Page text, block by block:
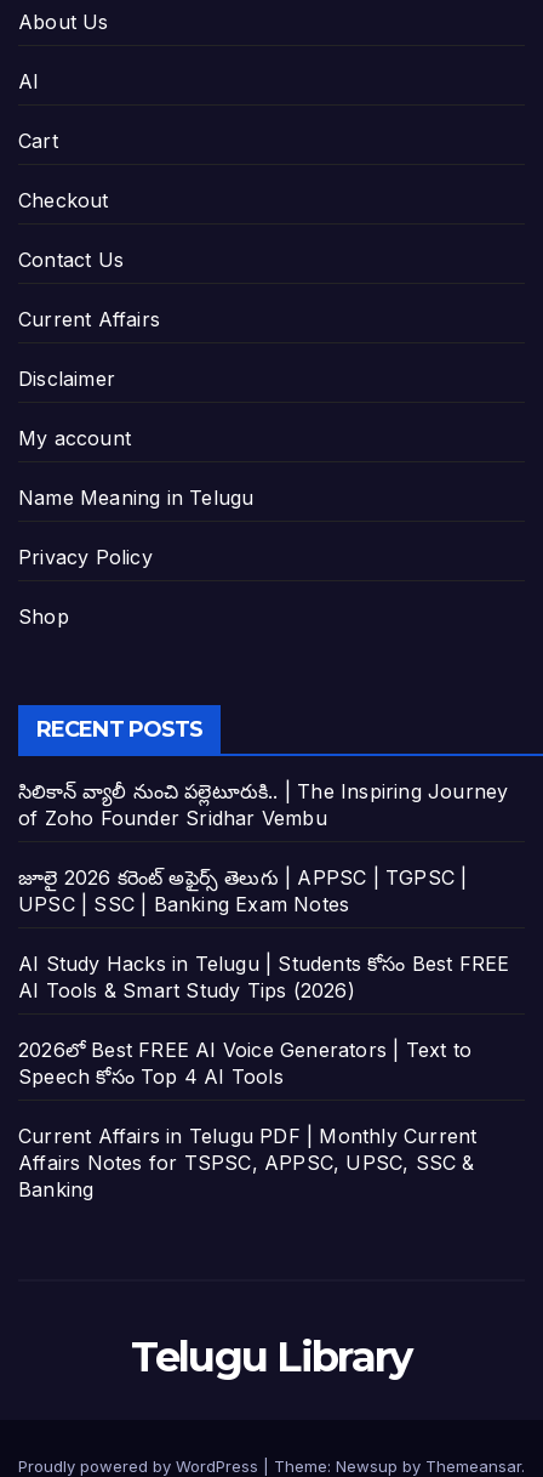
About Us
AI
Cart
Checkout
Contact Us
Current Affairs
Disclaimer
My account
Name Meaning in Telugu
Privacy Policy
Shop
RECENT POSTS
సిలికాన్ వ్యాలీ నుంచి పల్లెటూరుకి.. | The Inspiring Journey
of Zoho Founder Sridhar Vembu
జూలై 2026 కరెంట్ అఫైర్స్ తెలుగు | APPSC | TGPSC |
UPSC | SSC | Banking Exam Notes
AI Study Hacks in Telugu | Students కోసం Best FREE
AI Tools & Smart Study Tips (2026)
2026లో Best FREE AI Voice Generators | Text to
Speech కోసం Top 4 AI Tools
Current Affairs in Telugu PDF | Monthly Current
Affairs Notes for TSPSC, APPSC, UPSC, SSC &
Banking
Telugu Library
Proudly powered by WordPress Theme: Newsup by Themeansar.